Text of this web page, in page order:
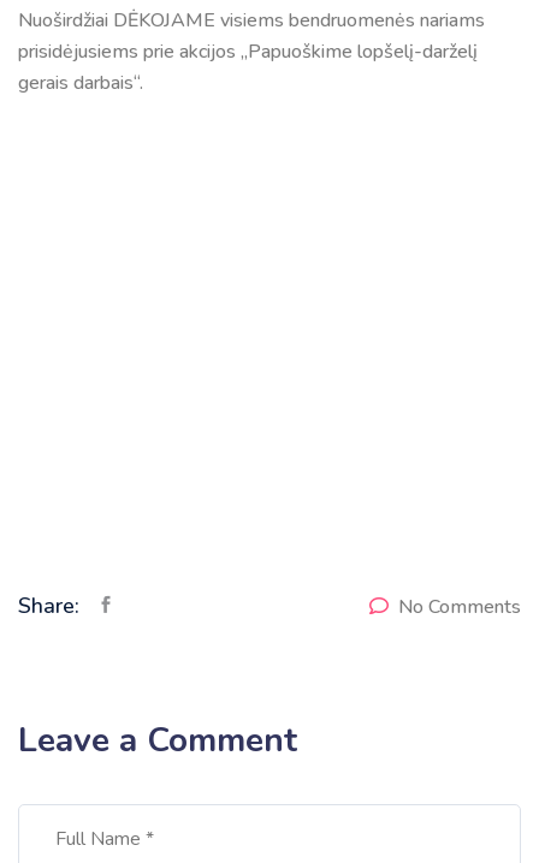
Nuoširdžiai DĖKOJAME visiems bendruomenės nariams
prisidėjusiems prie akcijos „Papuoškime lopšelį-darželį
gerais darbais“.
Share: No Comments
Leave a Comment